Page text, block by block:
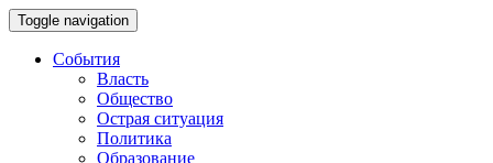
Toggle navigation
События
Власть
Общество
Острая ситуация
Политика
Образование